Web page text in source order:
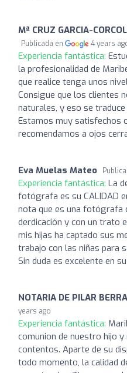
Mª CRUZ GARCIA-
Publicada en 4 years
Experiencia fantástica:
la profesionalidad de
que realice tenga unos
Consigue que los clientes
naturales, y eso se
Estamos muy satisfechos
recomendamos a ojos
Eva Muelas Mateo
Experiencia fantástica: La
fotógrafa es su CALIDAD
nota que es una fotógrafa
derdicación y con un trato
mis hijas ha captado sus
trabajo con las niñas para
Sin duda es excelente en
NOTARIA DE PILAR
years ago
Experiencia fantástica:
comunion de nuestro hijo
contentos. Aparte de su
todo momento, la calidad